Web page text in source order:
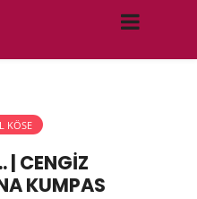
KÖSE
| CENGİZ
KUMPAS